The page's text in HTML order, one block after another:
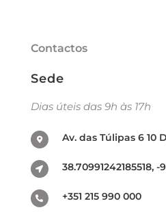
Contactos
Sede
Dias úteis das 9h às 17h
Av. das Túlipas 6 10
38.70991242185518, -
+351 215 990 000